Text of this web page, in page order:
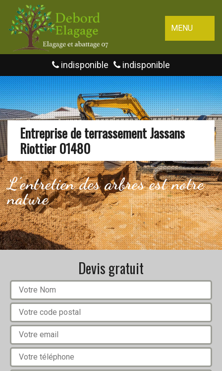
MENU
indisponible indisponible
Entreprise de terrassement Jassans
Riottier 01480
L'entretien des arbres est notre
nature
Devis gratuit